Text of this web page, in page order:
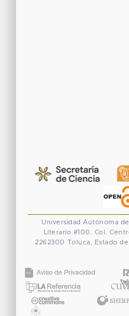
Universidad Autónoma
Literario #100. Col.
2262300 Toluca, Estado